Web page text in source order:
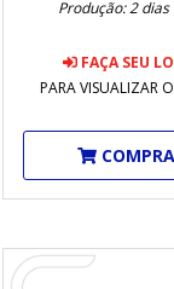
Produção: 2
FAÇA SEU
PARA VISUALIZAR